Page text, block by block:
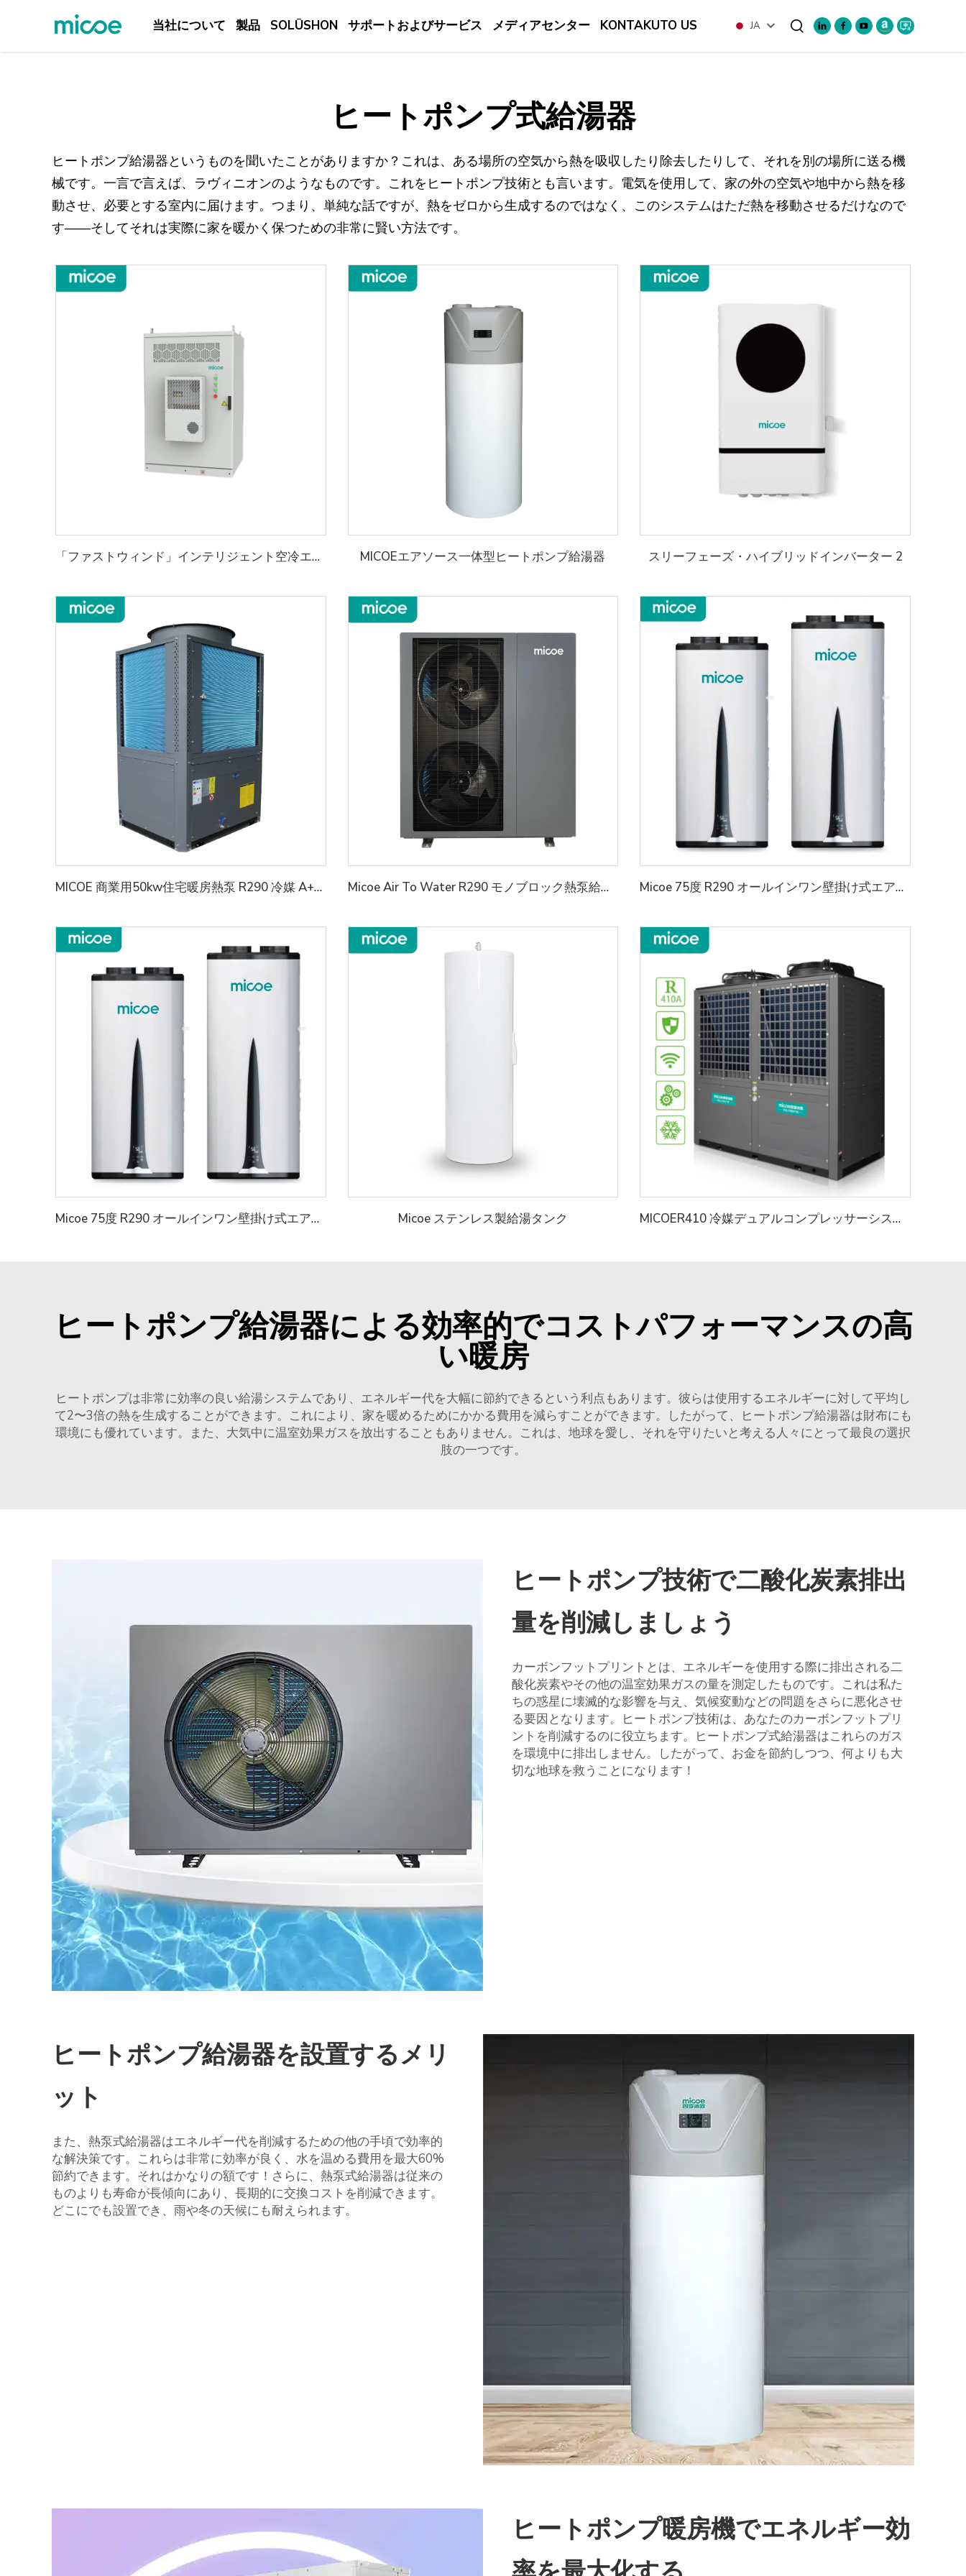
当社について 製品 SOLŪSHON サポートおよびサービス メディアセンター KONTAKUTO US JA
サポートおよびサービス
メディアセンター
KONTAKUTO US
ヒートポンプ式給湯器
ヒートポンプ給湯器というものを聞いたことがありますか？これは、ある場所の空気から熱を吸収したり除去したりして、それを別の場所に送る機
械です。一言で言えば、ラヴィニオンのようなものです。これをヒートポンプ技術とも言います。電気を使用して、家の外の空気や地中から熱を移
動させ、必要とする室内に届けます。つまり、単純な話ですが、熱をゼロから生成するのではなく、このシステムはただ熱を移動させるだけなので
す――そしてそれは実際に家を暖かく保つための非常に賢い方法です。
「ファストウィンド」インテリジェント空冷エネルギーストレージキャビネットシリーズ 48kWh/100kWh エネルギーストレージキャビネット 工業用および商業用の柔軟なエネルギーストレージ | ミリ秒単位の無縫接スイッチング | 全気候コア保護 MICOEエアソース一体型ヒートポンプ給湯器 スリーフェーズ・ハイブリッドインバーター 2
MICOE 商業用50kw住宅暖房熱泵 R290 冷媒 A+++ ERP Micoe Air To Water R290 モノブロック熱泵給湯器 Micoe 75度 R290 オールインワン壁掛け式エアトウォーターヒートポンプ給湯器
Micoe 75度 R290 オールインワン壁掛け式エアトウォーターヒートポンプ給湯器 Micoe ステンレス製給湯タンク MICOER410 冷媒デュアルコンプレッサーシステム商業・工業用熱泵
ヒートポンプ給湯器による効率的でコストパフォーマンスの高
い暖房
ヒートポンプは非常に効率の良い給湯システムであり、エネルギー代を大幅に節約できるという利点もあります。彼らは使用するエネルギーに対して平均し
て2〜3倍の熱を生成することができます。これにより、家を暖めるためにかかる費用を減らすことができます。したがって、ヒートポンプ給湯器は財布にも
環境にも優れています。また、大気中に温室効果ガスを放出することもありません。これは、地球を愛し、それを守りたいと考える人々にとって最良の選択
肢の一つです。
ヒートポンプ技術で二酸化炭素排出
量を削減しましょう
カーボンフットプリントとは、エネルギーを使用する際に排出される二
酸化炭素やその他の温室効果ガスの量を測定したものです。これは私た
ちの惑星に壊滅的な影響を与え、気候変動などの問題をさらに悪化させ
る要因となります。ヒートポンプ技術は、あなたのカーボンフットプリ
ントを削減するのに役立ちます。ヒートポンプ式給湯器はこれらのガス
を環境中に排出しません。したがって、お金を節約しつつ、何よりも大
切な地球を救うことになります！
ヒートポンプ給湯器を設置するメリ
ット
また、熱泵式給湯器はエネルギー代を削減するための他の手頃で効率的
な解決策です。これらは非常に効率が良く、水を温める費用を最大60%
節約できます。それはかなりの額です！さらに、熱泵式給湯器は従来の
ものよりも寿命が長傾向にあり、長期的に交換コストを削減できます。
どこにでも設置でき、雨や冬の天候にも耐えられます。
ヒートポンプ暖房機でエネルギー効